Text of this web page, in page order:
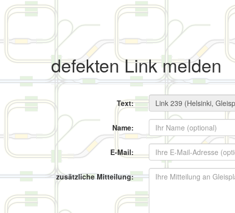
defekten Link melden
Text:
Name:
E-Mail:
zusätzliche Mitteilung: